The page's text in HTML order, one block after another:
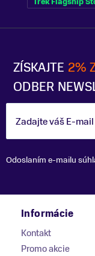
ZÍSKAJTE 2%
ODBER
Zadajte váš E-mail
Odoslaním e-mailu
Informácie
Kontakt
Promo akcie